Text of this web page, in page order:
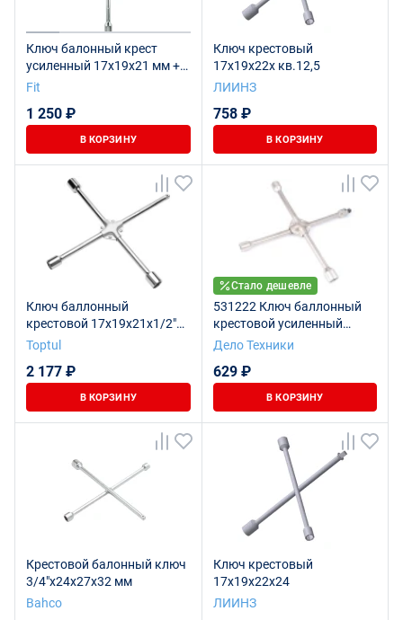
Ключ балонный крест
усиленный 17х19х21 мм +
1/2", длина 400 мм
Fit
1 250 ₽
В КОРЗИНУ
Ключ крестовый
17х19х22х кв.12,5
ЛИИНЗ
758 ₽
В КОРЗИНУ
Ключ баллонный
крестовой 17x19x21x1/2"
TOPTUL
Toptul
2 177 ₽
В КОРЗИНУ
Стало дешевле
531222 Ключ баллонный
крестовой усиленный
17×19×21×22 мм с
Дело Техники
629 ₽
В КОРЗИНУ
Крестовой балонный ключ
3/4"х24х27х32 мм
Bahco
Ключ крестовый
17х19х22х24
ЛИИНЗ